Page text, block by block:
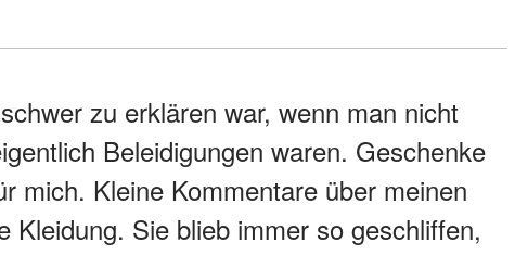
zu erklären war, wenn man nicht
Beleidigungen waren. Geschenke
mich. Kleine Kommentare über meinen
Kleidung. Sie blieb immer so geschliffen,